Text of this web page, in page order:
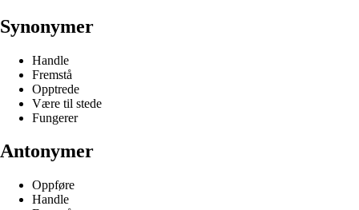
Synonymer
Handle
Fremstå
Opptrede
Være til stede
Fungerer
Antonymer
Oppføre
Handle